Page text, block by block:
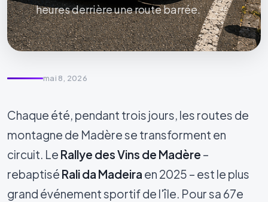
heures derrière une route barrée.
mai 8, 2026
Chaque été, pendant trois jours, les routes de
montagne de Madère se transforment en
circuit. Le Rallye des Vins de Madère –
rebaptisé Rali da Madeira en 2025 – est le plus
grand événement sportif de l'île. Pour sa 67e